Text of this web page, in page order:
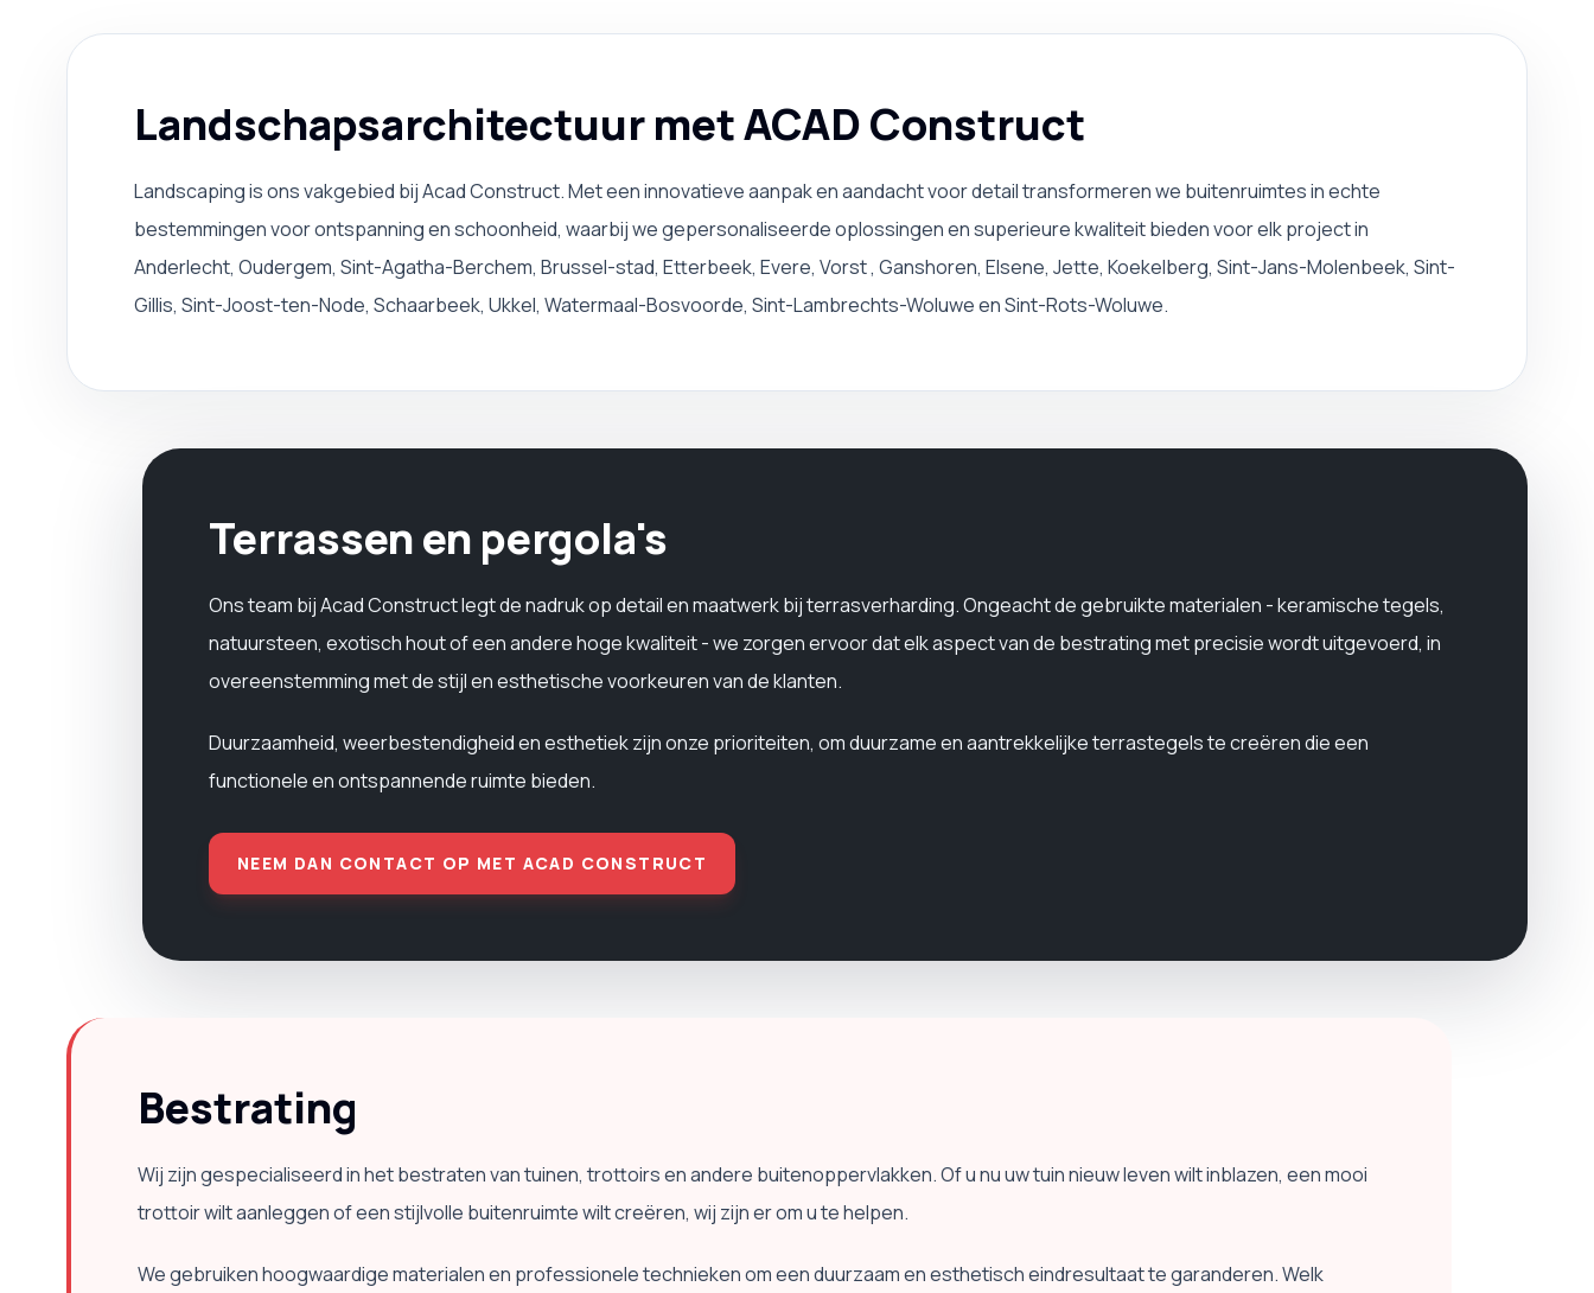
Landschapsarchitectuur met ACAD Construct
Landscaping is ons vakgebied bij Acad Construct. Met een innovatieve aanpak en aandacht voor detail transformeren we buitenruimtes in echte
bestemmingen voor ontspanning en schoonheid, waarbij we gepersonaliseerde oplossingen en superieure kwaliteit bieden voor elk project in
Anderlecht, Oudergem, Sint-Agatha-Berchem, Brussel-stad, Etterbeek, Evere, Vorst , Ganshoren, Elsene, Jette, Koekelberg, Sint-Jans-Molenbeek, Sint-
Gillis, Sint-Joost-ten-Node, Schaarbeek, Ukkel, Watermaal-Bosvoorde, Sint-Lambrechts-Woluwe en Sint-Rots-Woluwe.
Terrassen en pergola's
Ons team bij Acad Construct legt de nadruk op detail en maatwerk bij terrasverharding. Ongeacht de gebruikte materialen - keramische tegels,
natuursteen, exotisch hout of een andere hoge kwaliteit - we zorgen ervoor dat elk aspect van de bestrating met precisie wordt uitgevoerd, in
overeenstemming met de stijl en esthetische voorkeuren van de klanten.
Duurzaamheid, weerbestendigheid en esthetiek zijn onze prioriteiten, om duurzame en aantrekkelijke terrastegels te creëren die een
functionele en ontspannende ruimte bieden.
NEEM DAN CONTACT OP MET ACAD CONSTRUCT
Bestrating
Wij zijn gespecialiseerd in het bestraten van tuinen, trottoirs en andere buitenoppervlakken. Of u nu uw tuin nieuw leven wilt inblazen, een mooi
trottoir wilt aanleggen of een stijlvolle buitenruimte wilt creëren, wij zijn er om u te helpen.
We gebruiken hoogwaardige materialen en professionele technieken om een ​​duurzaam en esthetisch eindresultaat te garanderen. Welk